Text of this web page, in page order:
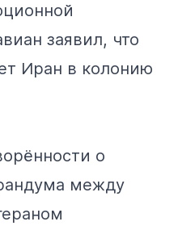
заявил, что
Иран в колонию
о
между